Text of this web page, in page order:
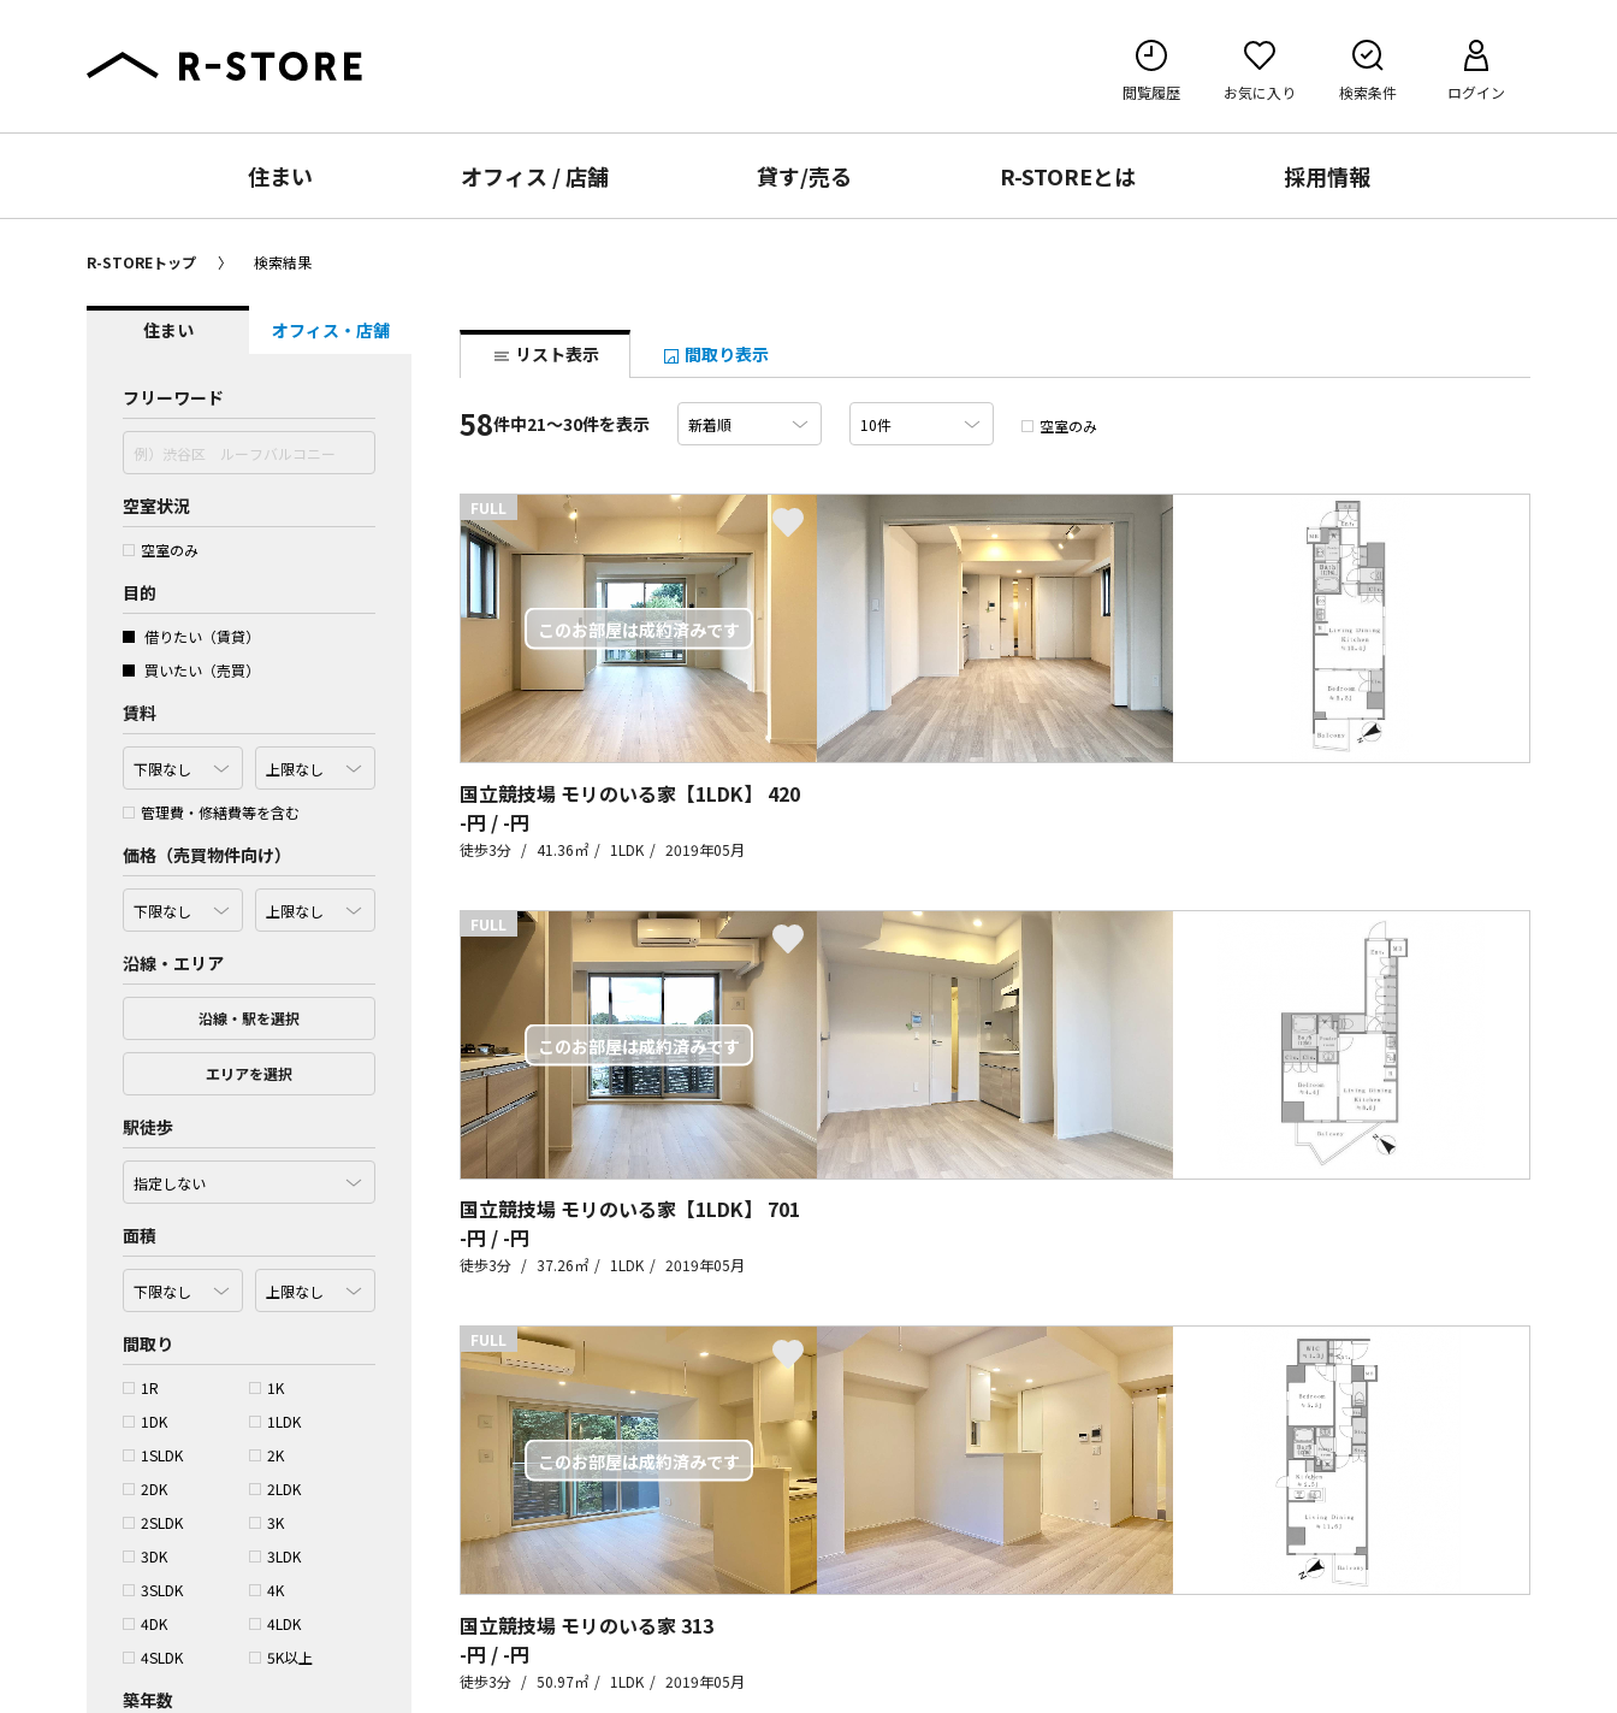
閲覧履歴 お気に入り 検索条件 ログイン
住まい オフィス /店舗 貸す/売る R-STOREとは 採用情報
R-STOREトップ 検索結果
住まい オフィス・店舗
フリーワード
空室状況
空室のみ
目的
借りたい（賃貸）
買いたい（売買）
賃料
管理費・修繕費等を含む
価格（売買物件向け）
沿線・エリア
沿線・駅を選択
エリアを選択
駅徒歩
面積
間取り
1R
1K
1DK
1LDK
1SLDK
2K
2DK
2LDK
2SLDK
3K
3DK
3LDK
3SLDK
4K
4DK
4LDK
4SLDK
5K以上
築年数
リスト表示 間取り表示
58件中21〜30件を表示 空室のみ
FULL
国立競技場 モリのいる家【1LDK】
420
-円 / -円
徒歩3分 41.36㎡ 1LDK 2019年05月
FULL
国立競技場 モリのいる家【1LDK】
701
-円 / -円
徒歩3分 37.26㎡ 1LDK 2019年05月
FULL
国立競技場 モリのいる家313
-円 / -円
徒歩3分 50.97㎡ 1LDK 2019年05月